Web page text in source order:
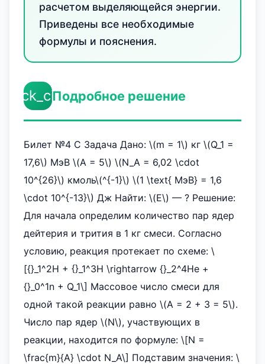
расчетом выделяющейся энергии.
Приведены все необходимые
формулы и пояснения.
Подробное решение
Билет №4 С Задача Дано: \(m = 1\) кг \(Q_1 =
17,6\) МэВ \(A = 5\) \(N_A = 6,02 \cdot
10^{26}\) кмоль\(^{-1}\) \(1 \text{ МэВ} = 1,6
\cdot 10^{-13}\) Дж Найти: \(E\) — ? Решение:
Для начала определим количество пар ядер
дейтерия и трития в 1 кг смеси. Согласно
условию, реакция протекает по схеме: \
[{}_1^2H + {}_1^3H \rightarrow {}_2^4He +
{}_0^1n + Q_1\] Массовое число смеси для
одной такой реакции равно \(A = 2 + 3 = 5\).
Число пар ядер \(N\), участвующих в
реакции, находится по формуле: \[N =
\frac{m}{A} \cdot N_A\] Подставим значения: \